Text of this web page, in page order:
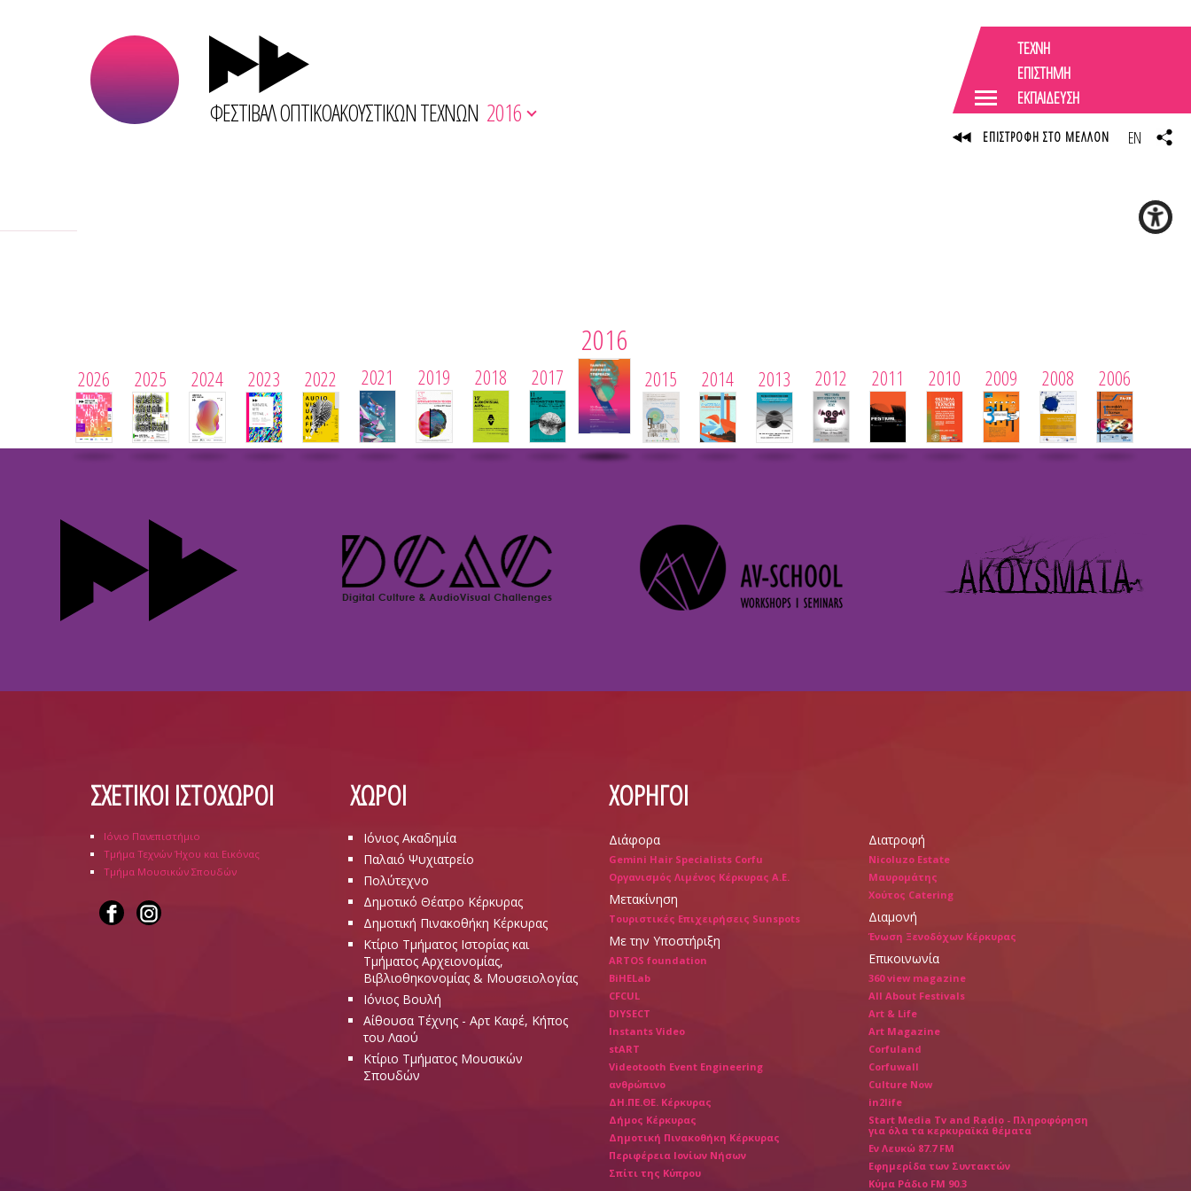
ΦΕΣΤΙΒΑΛ ΟΠΤΙΚΟΑΚΟΥΣΤΙΚΩΝ ΤΕΧΝΩΝ 2016
2026 2025 2024 2023 2022 2021 2019 2018 2017
2016
2015 2014 2013 2012 2011 2010 2009 2008 2006
ΣΧΕΤΙΚΟΙ ΙΣΤΟΧΩΡΟΙ
Ιόνιο Πανεπιστήμιο
Τμήμα Τεχνών Ήχου και Εικόνας
Τμήμα Μουσικών Σπουδών
ΧΩΡΟΙ
Ιόνιος Ακαδημία
Παλαιό Ψυχιατρείο
Πολύτεχνο
Δημοτικό Θέατρο Κέρκυρας
Δημοτική Πινακοθήκη Κέρκυρας
Κτίριο Τμήματος Ιστορίας και
Τμήματος Αρχειονομίας,
Βιβλιοθηκονομίας & Μουσειολογίας
Ιόνιος Βουλή
Αίθουσα Τέχνης - Αρτ Καφέ, Κήπος
του Λαού
Κτίριο Τμήματος Μουσικών
Σπουδών
ΧΟΡΗΓΟΙ
Διάφορα
Gemini Hair Specialists Corfu
Οργανισμός Λιμένος Κέρκυρας Α.Ε.
Μετακίνηση
Τουριστικές Επιχειρήσεις Sunspots
Με την Υποστήριξη
ARTOS foundation
BiHELab
CFCUL
DIYSECT
Instants Video
stART
Videotooth Event Engineering
ανθρώπινο
ΔΗ.ΠΕ.ΘΕ. Κέρκυρας
Δήμος Κέρκυρας
Δημοτική Πινακοθήκη Κέρκυρας
Περιφέρεια Ιονίων Νήσων
Σπίτι της Κύπρου
Διατροφή
Nicoluzo Estate
Μαυρομάτης
Χούτος Catering
Διαμονή
Ένωση Ξενοδόχων Κέρκυρας
Επικοινωνία
360 view magazine
All About Festivals
Art & Life
Art Magazine
Corfuland
Corfuwall
Culture Now
in2life
Start Media Tv and Radio - Πληροφόρηση
για όλα τα κερκυραϊκά θέματα
Εν Λευκώ 87.7 FM
Εφημερίδα των Συντακτών
Κύμα Ράδιο FM 90.3
ΤΕΧΝΗ
ΕΠΙΣΤΗΜΗ
ΕΚΠΑΙΔΕΥΣΗ
ΕΠΙΣΤΡΟΦΗ ΣΤΟ ΜΕΛΛΟΝ EN